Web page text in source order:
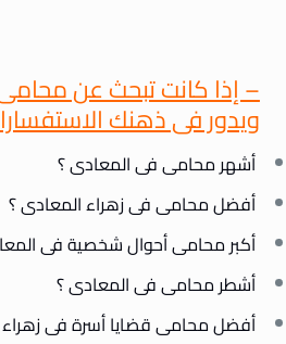
– إذا كانت تبحث عن
ويدور فى ذهنك
أشهر محامى فى المعادى ؟
أفضل محامى فى زهراء المعادى ؟
أكبر محامى أحوال شخصية فى
أشطر محامى فى المعادى ؟
أفضل محامى قضايا أسرة فى